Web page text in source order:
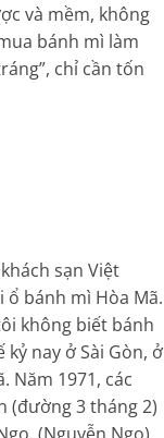
và mềm, không
bánh mì làm
chỉ cần tốn
sạn Việt
ổ bánh mì Hòa Mã.
không biết bánh
nay ở Sài Gòn, ở
Năm 1971, các
(đường 3 tháng 2)